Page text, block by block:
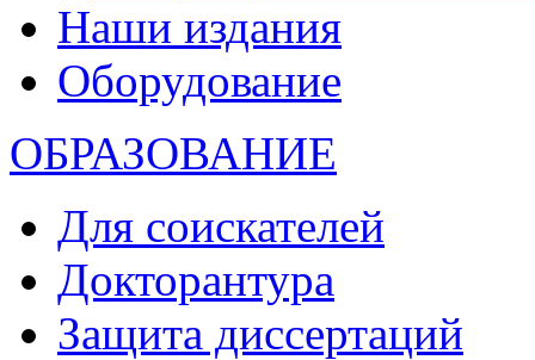
Наши издания
Оборудование
ОБРАЗОВАНИЕ
Для соискателей
Докторантура
Защита диссертаций